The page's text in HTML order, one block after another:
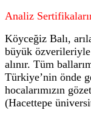
Analiz
Köyceğiz Balı,
büyük özverileriyle
alınır. Tüm
Türkiye’nin önde
hocalarımızın
(Hacettepe